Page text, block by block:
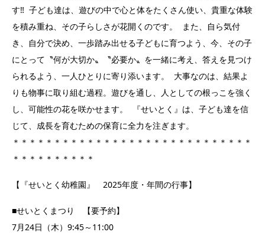
す‼︎ 子ども達は、遊びの中で心と体をたくさん使い、貴重な体験
を積み重ね、その子らしさが花開くのです。 また、自ら気付
き、自分で決め、一歩踏み出せる子どもに育つよう、今、その子
にとって〝何が大切か〟〝必要か〟を一緒に考え、答えを見つけ
られるよう、一人ひとりに寄り添います。 大事なのは、結果よ
りも物事に取り組む過程。遊びを通し、人としての根っこを強く
し、可能性の花を咲かせます。 『せいとく』は、子ども達を信
じて、成長を育むための保育に全力を注ぎます。
＊＊＊＊＊＊＊＊＊＊＊＊＊＊＊＊＊＊＊＊＊＊＊＊＊＊＊＊＊
＊＊＊＊＊＊＊＊＊＊
【『せいとく幼稚園』 2025年度・年間の行事】
■せいとくまつり 【要予約】
7月24日（木）9:45～11:00